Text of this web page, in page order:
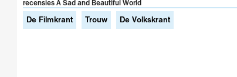
recensies A Sad and Beautiful World
De Filmkrant Trouw De Volkskrant